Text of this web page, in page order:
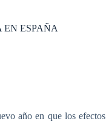
EN ESPAÑA
año en quelosefectos